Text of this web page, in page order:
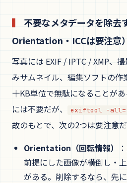
不要なメタデータを除去
Orientation・ICCは要注意）
写真には EXIF / IPTC / XMP、
みサムネイル、編集ソフトの
十KB単位で無駄になることが
には不要だが、
exiftool -all=
故のもとで、次の2つは要注意だ
Orientation（回転情報）
前提にした画像が横倒し・
がある。削除するなら、先